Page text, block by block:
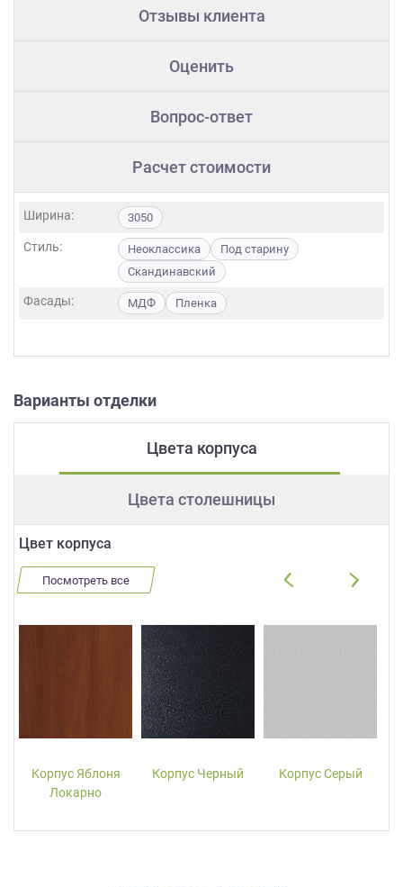
Отзывы клиента
Оценить
Вопрос-ответ
Расчет стоимости
Ширина: 3050
Стиль: Неоклассика
Под старину
Скандинавский
Фасады: МДФ Пленка
Варианты отделки
Цвета корпуса
Цвета столешницы
Цвет корпуса
Посмотреть все
Корпус Яблоня
Локарно
Корпус Черный Корпус Серый